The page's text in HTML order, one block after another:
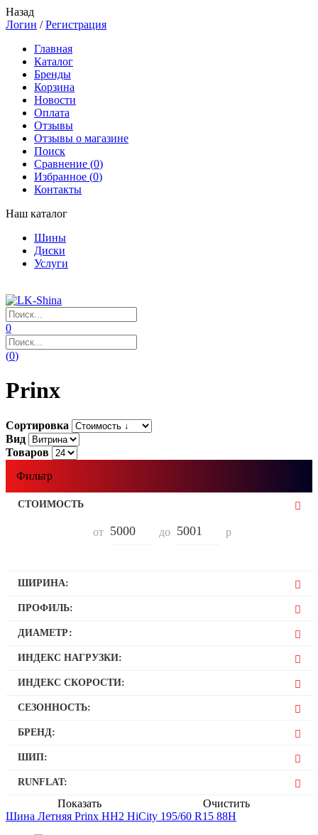
Назад
Логин /Регистрация
Главная
Каталог
Бренды
Корзина
Новости
Оплата
Отзывы
Отзывы о магазине
Поиск
Сравнение (0)
Избранное (0)
Контакты
Наш каталог
Шины
Диски
Услуги
0
(0)
Prinx
Сортировка
Вид
Товаров
Фильтр
СТОИМОСТЬ
от до р
ШИРИНА:
195
ПРОФИЛЬ:
60
ДИАМЕТР:
15
ИНДЕКС НАГРУЗКИ:
88
ИНДЕКС СКОРОСТИ:
H
СЕЗОННОСТЬ:
Летняя
БРЕНД:
Prinx
ШИП:
Нет
RUNFLAT:
Показать
Очистить
Шина Летняя Prinx HH2 HiCity 195/60 R15 88H